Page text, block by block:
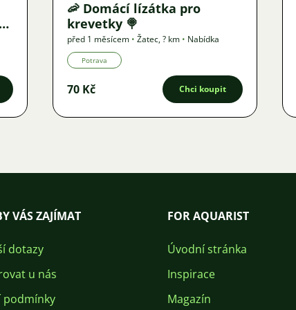
🦐 Domácí lízátka pro
krevetky 🍭
před 1 měsícem • Žatec,? km • Nabídka
Potrava
70 Kč Chci koupit
VÁS ZAJÍMAT
dotazy
u nás
podmínky
FOR AQUARIST
Úvodní stránka
Inspirace
Magazín